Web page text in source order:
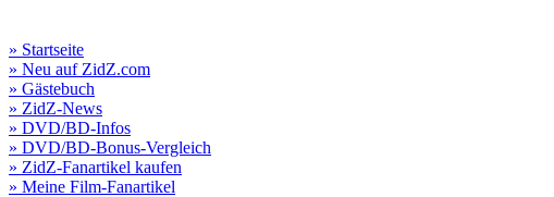
» Startseite
» Neu auf ZidZ.com
» Gästebuch
» ZidZ-News
» DVD/BD-Infos
» DVD/BD-Bonus-Vergleich
» ZidZ-Fanartikel kaufen
» Meine Film-Fanartikel